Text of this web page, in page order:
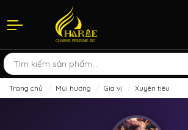
Trang chủ Mùi hương Gia vị Xuyên tiêu